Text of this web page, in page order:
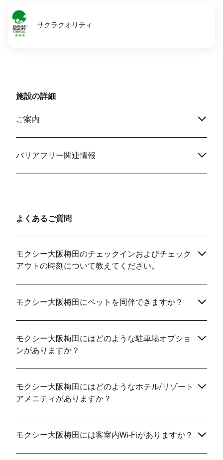
サクラクオリティ
施設の詳細
ご案内
バリアフリー関連情報
よくあるご質問
モクシー大阪梅田のチェックインおよびチェック
アウトの時刻について教えてください。
モクシー大阪梅田にペットを同伴できますか？
モクシー大阪梅田にはどのような駐車場オプショ
ンがありますか？
モクシー大阪梅田にはどのようなホテル/リゾート
アメニティがありますか？
モクシー大阪梅田には客室内Wi-Fiがありますか？